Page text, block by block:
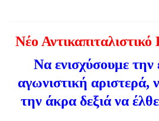
Νέο
Να ενισχύσουμε την
αγωνιστική αριστερά,
την άκρα δεξιά να